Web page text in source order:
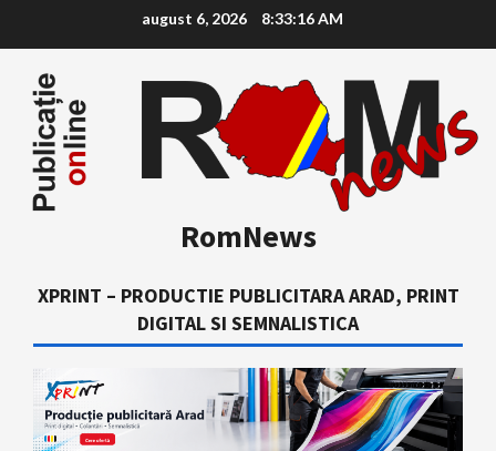
content
august 6, 2026 8:33:17 AM
RomNews
XPRINT – PRODUCTIE PUBLICITARA ARAD, PRINT
DIGITAL SI SEMNALISTICA